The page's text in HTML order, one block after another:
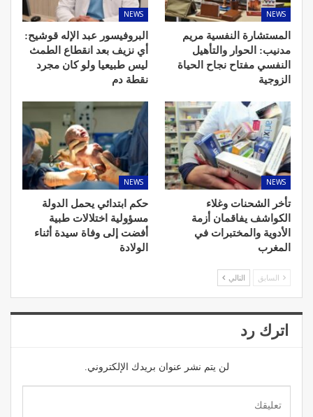
NEWS
المستشارة النفسية مريم
مدنيب: الحوار والتأهيل
النفسي مفتاح نجاح الحياة
الزوجية
NEWS
البروفيسور عبد الإله قوشيح:
أي نزيف بعد انقطاع الطمث
ليس طبيعيا ولو كان مجرد
نقطة دم
NEWS
تأخر الشحنات وغلاء
الكواشف يفاقمان أزمة
الأدوية والمختبرات في
المغرب
NEWS
حكم ابتدائي يحمل الدولة
مسؤولية اختلالات طبية
أفضت إلى وفاة سيدة أثناء
الولادة
السابق التالي
اترك رد
لن يتم نشر عنوان بريدك الإلكتروني.